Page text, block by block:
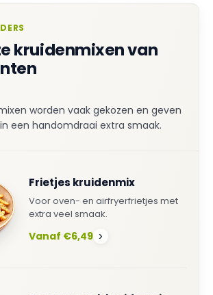
kruidenmixen van
worden vaak gekozen en geven
een handomdraai extra smaak.
Frietjes kruidenmix
Voor oven- en airfryerfrietjes met
extra veel smaak.
Vanaf €6,49 ›